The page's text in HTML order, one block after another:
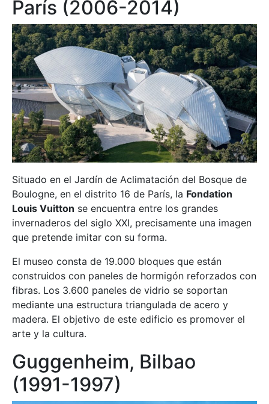
París (2006-2014)
Situado en el Jardín de Aclimatación del Bosque de
Boulogne, en el distrito 16 de París, la Fondation
Louis Vuitton se encuentra entre los grandes
invernaderos del siglo XXI, precisamente una imagen
que pretende imitar con su forma.
El museo consta de 19.000 bloques que están
construidos con paneles de hormigón reforzados con
fibras. Los 3.600 paneles de vidrio se soportan
mediante una estructura triangulada de acero y
madera. El objetivo de este edificio es promover el
arte y la cultura.
Guggenheim, Bilbao
(1991-1997)